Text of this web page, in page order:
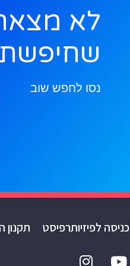
לא
נסו לחפש שוב
כניסה לפיזיותרפיסט תקנון